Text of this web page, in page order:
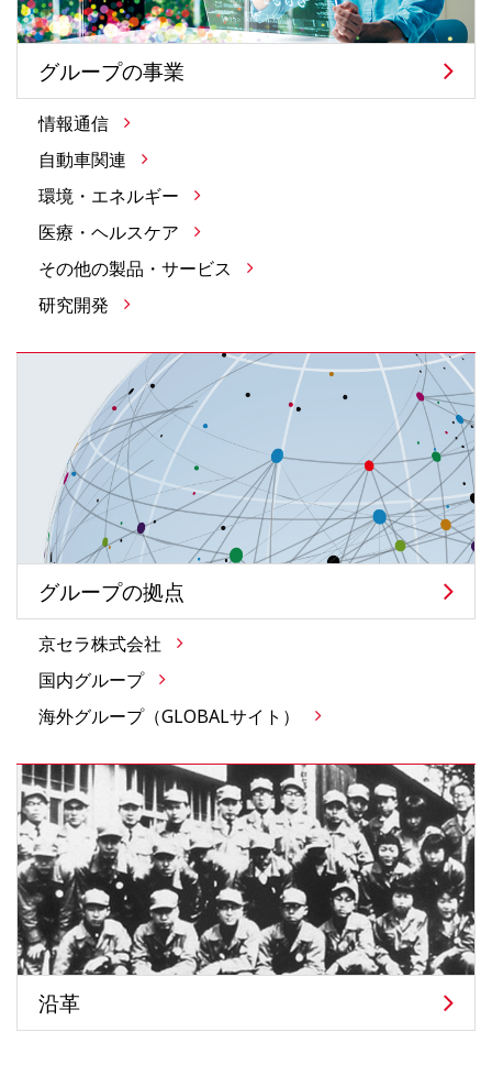
グループの事業
情報通信
自動車関連
環境・エネルギー
医療・ヘルスケア
その他の製品・サービス
研究開発
グループの拠点
京セラ株式会社
国内グループ
海外グループ（GLOBALサイト）
沿革